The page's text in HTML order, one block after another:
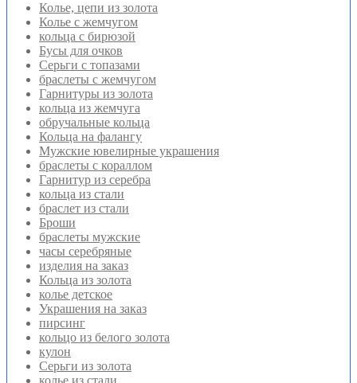
Колье, цепи из золота
Колье с жемчугом
кольца с бирюзой
Бусы для очков
Серьги с топазами
браслеты с жемчугом
Гарнитуры из золота
кольца из жемчуга
обручальные кольца
Кольца на фалангу
Мужские ювелирные украшения
браслеты с кораллом
Гарнитур из серебра
кольца из стали
браслет из стали
Броши
браслеты мужские
часы серебряные
изделия на заказ
Кольца из золота
колье детское
Украшения на заказ
пирсинг
кольцо из белого золота
кулон
Серьги из золота
колье из стали